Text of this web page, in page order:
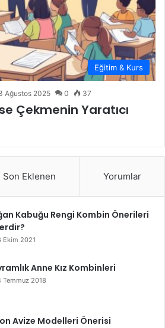
Eğitim & Kurs
Ağustos 2025 0 37
Çekmenin Yaratıcı
Son Eklenen Yorumlar
Kabuğu Rengi Kombin Önerileri
Ekim 2021
Anne Kız Kombinleri
Temmuz 2018
Avize Modelleri Önerisi